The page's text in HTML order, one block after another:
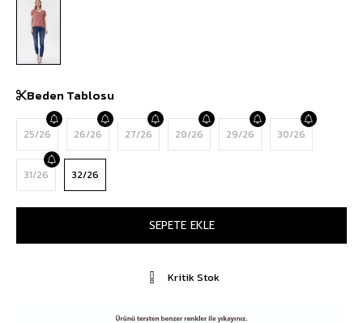
Beden Tablosu
25/26 26/26 27/26 28/26 29/26 30/26
31/26 32/26
Kritik Stok